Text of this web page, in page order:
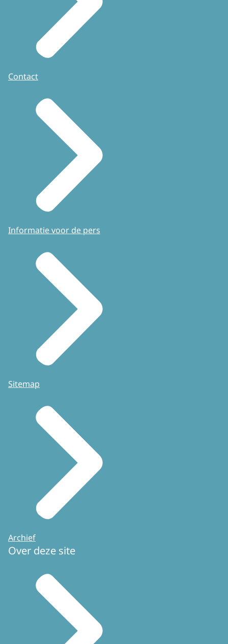
Contact
Informatie voor de pers
Sitemap
Archief
Over deze site